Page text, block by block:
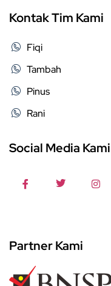
Kontak Tim Kami
Fiqi
Tambah
Pinus
Rani
Social Media Kami
Partner Kami